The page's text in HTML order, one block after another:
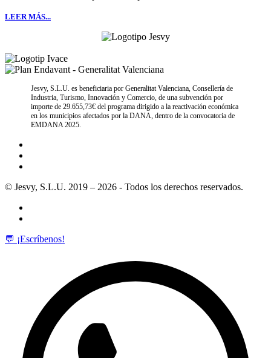
LEER MÁS...
Jesvy, S.L.U. es beneficiaria por Generalitat Valenciana, Consellería de
Industria, Turismo, Innovación y Comercio, de una subvención por
importe de 29.655,73€ del programa dirigido a la reactivación económica
en los municipios afectados por la DANA, dentro de la convocatoria de
EMDANA 2025.
© Jesvy, S.L.U. 2019 – 2026 - Todos los derechos reservados.
💬 ¡Escríbenos!